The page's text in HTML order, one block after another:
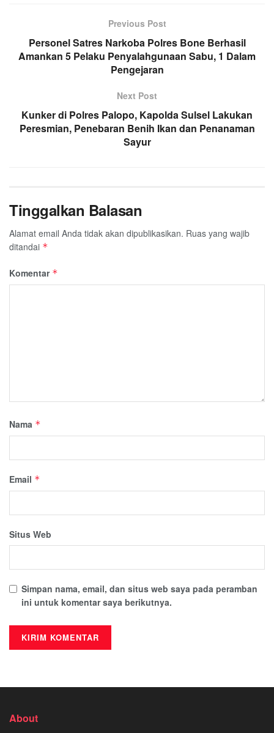
Previous Post
Personel Satres Narkoba Polres Bone Berhasil
Amankan 5 Pelaku Penyalahgunaan Sabu, 1 Dalam
Pengejaran
Next Post
Kunker di Polres Palopo, Kapolda Sulsel Lakukan
Peresmian, Penebaran Benih Ikan dan Penanaman
Sayur
Tinggalkan Balasan
Alamat email Anda tidak akan dipublikasikan. Ruas yang wajib
ditandai *
Komentar *
Nama *
Email *
Situs Web
Simpan nama, email, dan situs web saya pada peramban
ini untuk komentar saya berikutnya.
About